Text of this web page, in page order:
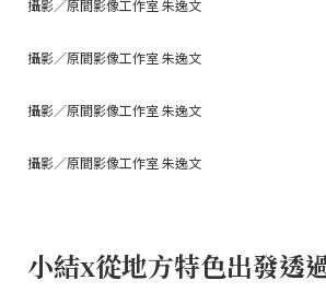
攝影／原間影像工作室 朱逸文
攝影／原間影像工作室 朱逸文
攝影／原間影像工作室 朱逸文
攝影／原間影像工作室 朱逸文
小結x從地方特色出發透